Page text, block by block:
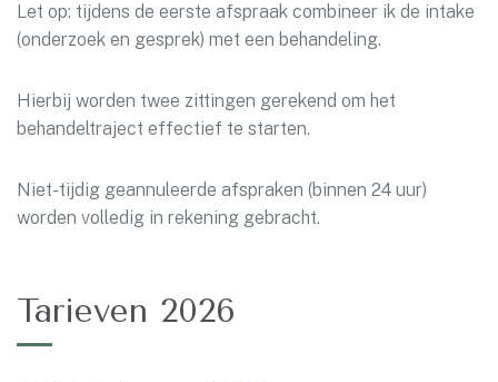
Let op: tijdens de eerste afspraak combineer ik de intake
(onderzoek en gesprek) met een behandeling.
Hierbij worden twee zittingen gerekend om het
behandeltraject effectief te starten.
Niet-tijdig geannuleerde afspraken (binnen 24 uur)
worden volledig in rekening gebracht.
Tarieven 2026